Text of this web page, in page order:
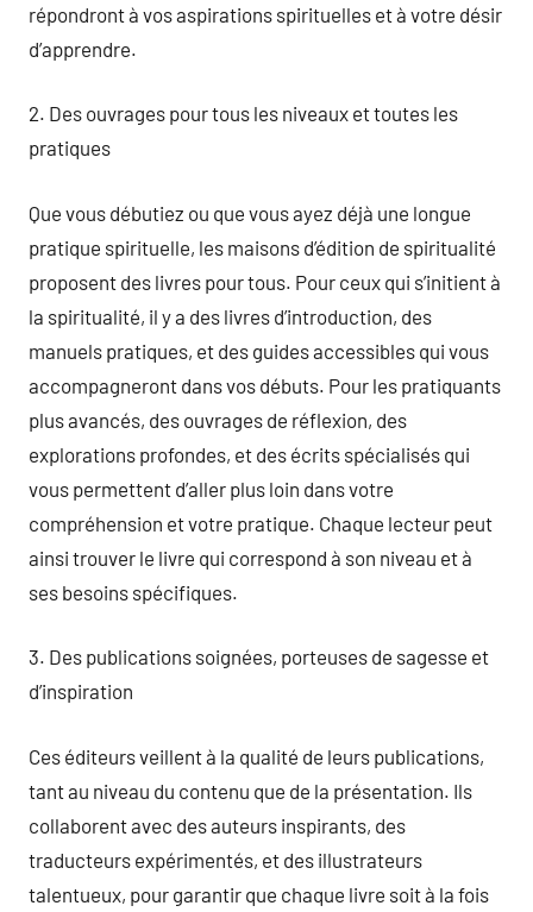
répondront à vos aspirations spirituelles et à votre désir
d’apprendre.
2. Des ouvrages pour tous les niveaux et toutes les
pratiques
Que vous débutiez ou que vous ayez déjà une longue
pratique spirituelle, les maisons d’édition de spiritualité
proposent des livres pour tous. Pour ceux qui s’initient à
la spiritualité, il y a des livres d’introduction, des
manuels pratiques, et des guides accessibles qui vous
accompagneront dans vos débuts. Pour les pratiquants
plus avancés, des ouvrages de réflexion, des
explorations profondes, et des écrits spécialisés qui
vous permettent d’aller plus loin dans votre
compréhension et votre pratique. Chaque lecteur peut
ainsi trouver le livre qui correspond à son niveau et à
ses besoins spécifiques.
3. Des publications soignées, porteuses de sagesse et
d’inspiration
Ces éditeurs veillent à la qualité de leurs publications,
tant au niveau du contenu que de la présentation. Ils
collaborent avec des auteurs inspirants, des
traducteurs expérimentés, et des illustrateurs
talentueux, pour garantir que chaque livre soit à la fois